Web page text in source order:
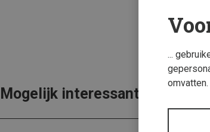
Mogelijk interessant voor je
...